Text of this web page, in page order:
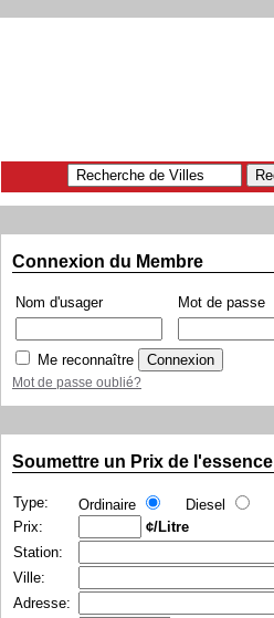
Connexion du Membre
Nom d'usager Mot de passe
Me reconnaître
Mot de passe oublié?
Soumettre un Prix de l'essence
Type: Ordinaire
Diesel
Prix:
¢/Litre
Station:
Ville:
Adresse: